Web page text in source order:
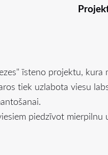
īsteno projektu,
tiek uzlabota viesu
piedzīvot